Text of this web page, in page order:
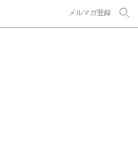
メルマガ登録